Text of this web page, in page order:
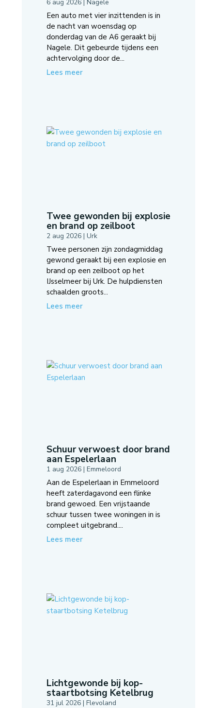
6 aug 2026| Nagele
Een auto met vier inzittenden is in
de nacht van woensdag op
donderdag van de A6 geraakt bij
Nagele. Dit gebeurde tijdens een
achtervolging door de...
Lees meer
Twee gewonden bij explosie
en brand op zeilboot
2 aug 2026| Urk
Twee personen zijn zondagmiddag
gewond geraakt bij een explosie en
brand op een zeilboot op het
IJsselmeer bij Urk. De hulpdiensten
schaalden groots...
Lees meer
Schuur verwoest door brand
aan Espelerlaan
1 aug 2026| Emmeloord
Aan de Espelerlaan in Emmeloord
heeft zaterdagavond een flinke
brand gewoed. Een vrijstaande
schuur tussen twee woningen in is
compleet uitgebrand....
Lees meer
Lichtgewonde bij kop-
staartbotsing Ketelbrug
31 jul 2026| Flevoland